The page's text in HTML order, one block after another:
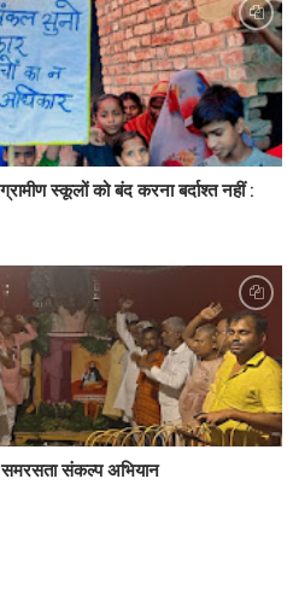
स्कूलों को बंद करना बर्दाश्त नहीं :
समरसता संकल्प अभियान